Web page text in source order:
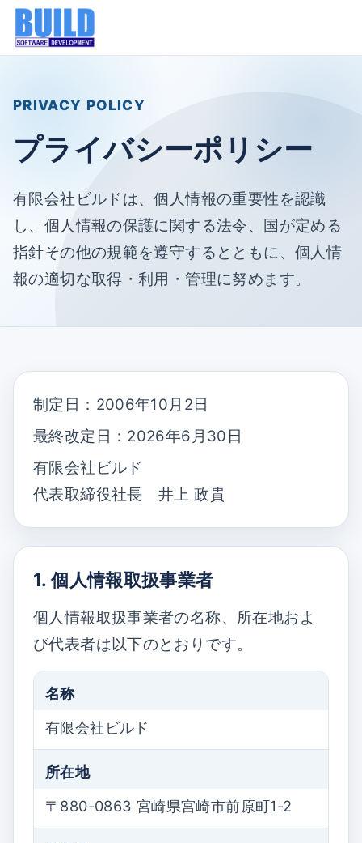
PRIVACY POLICY
プライバシーポリシー
有限会社ビルドは、個人情報の重要性を認識
し、個人情報の保護に関する法令、国が定める
指針その他の規範を遵守するとともに、個人情
報の適切な取得・利用・管理に努めます。
制定日：2006年10月2日
最終改定日：2026年6月30日
有限会社ビルド
代表取締役社長 井上 政貴
1. 個人情報取扱事業者
個人情報取扱事業者の名称、所在地およ
び代表者は以下のとおりです。
名称
有限会社ビルド
所在地
〒880-0863 宮崎県宮崎市前原町1-2